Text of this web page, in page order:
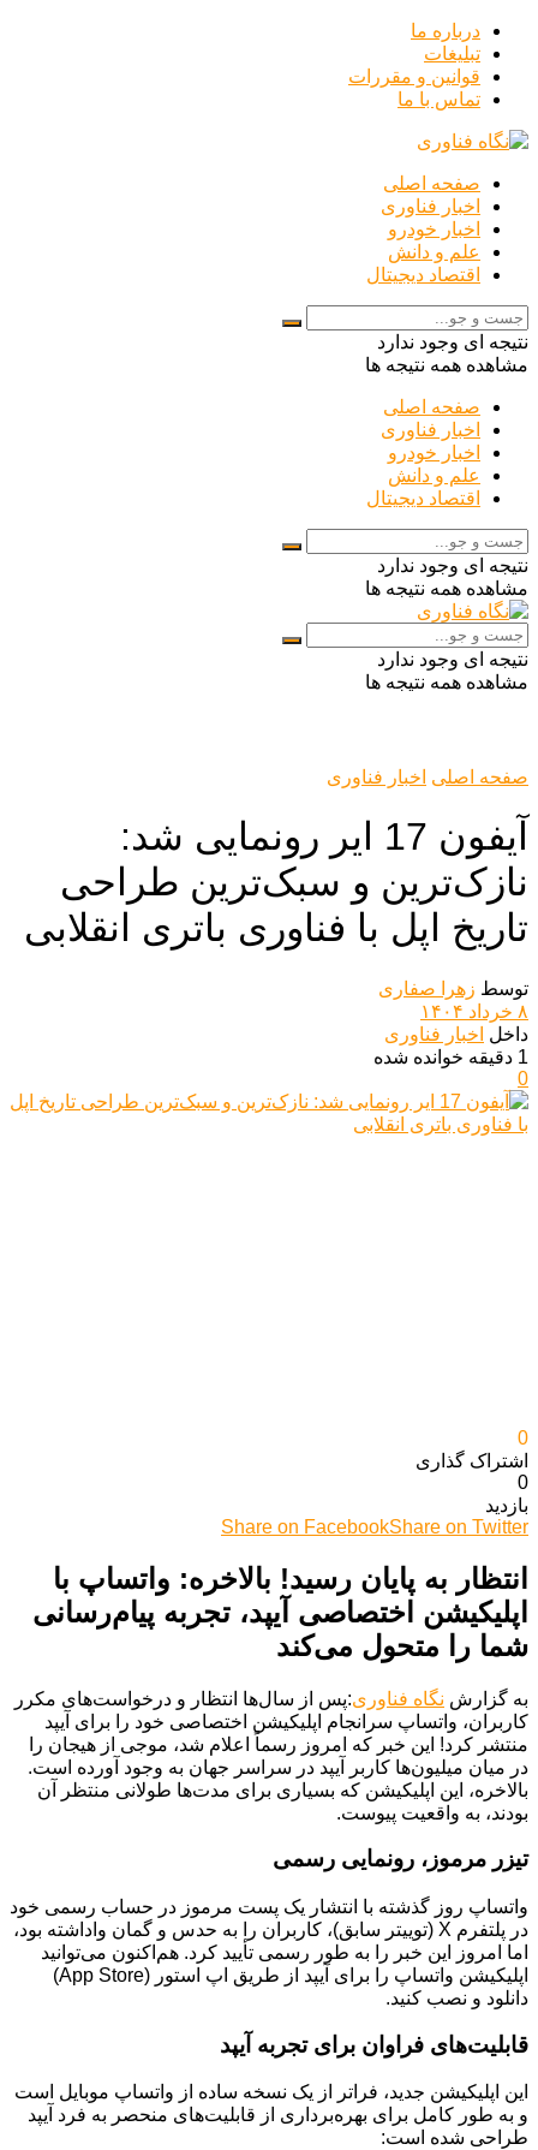
درباره ما
تبلیغات
قوانین و مقررات
تماس با ما
صفحه اصلی
اخبار فناوری
اخبار خودرو
علم و دانش
اقتصاد دیجیتال
نتیجه ای وجود ندارد
مشاهده همه نتیجه ها
صفحه اصلی
اخبار فناوری
اخبار خودرو
علم و دانش
اقتصاد دیجیتال
نتیجه ای وجود ندارد
مشاهده همه نتیجه ها
نتیجه ای وجود ندارد
مشاهده همه نتیجه ها
صفحه اصلی اخبار فناوری
آیفون 17 ایر رونمایی شد:
نازک‌ترین و سبک‌ترین طراحی
تاریخ اپل با فناوری باتری انقلابی
توسط زهرا صفاری
۸ خرداد ۱۴۰۴
داخل اخبار فناوری
1 دقیقه خوانده شده
0
0
اشتراک گذاری‌
0
بازدید
Share on FacebookShare on Twitter
انتظار به پایان رسید! بالاخره: واتساپ با
اپلیکیشن اختصاصی آیپد، تجربه پیام‌رسانی
شما را متحول می‌کند
به گزارش نگاه فناوری:پس از سال‌ها انتظار و درخواست‌های مکرر
کاربران، واتساپ سرانجام اپلیکیشن اختصاصی خود را برای آیپد
منتشر کرد! این خبر که امروز رسماً اعلام شد، موجی از هیجان را
در میان میلیون‌ها کاربر آیپد در سراسر جهان به وجود آورده است.
بالاخره، این اپلیکیشن که بسیاری برای مدت‌ها طولانی منتظر آن
بودند، به واقعیت پیوست.
تیزر مرموز، رونمایی رسمی
واتساپ روز گذشته با انتشار یک پست مرموز در حساب رسمی خود
در پلتفرم X (توییتر سابق)، کاربران را به حدس و گمان واداشته بود،
اما امروز این خبر را به طور رسمی تأیید کرد. هم‌اکنون می‌توانید
اپلیکیشن واتساپ را برای آیپد از طریق اپ استور (App Store)
دانلود و نصب کنید.
قابلیت‌های فراوان برای تجربه آیپد
این اپلیکیشن جدید، فراتر از یک نسخه ساده از واتساپ موبایل است
و به طور کامل برای بهره‌برداری از قابلیت‌های منحصر به فرد آیپد
طراحی شده است: